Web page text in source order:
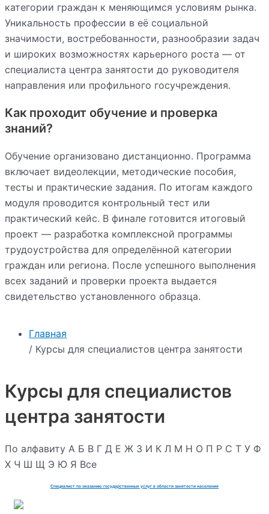
Главная
/ Курсы для специалистов центра занятости
Курсы для специалистов
центра занятости
По алфавиту А Б В Г Д Е Ж З И К Л М Н О П Р С Т У Ф
Х Ч Ш Щ Э Ю Я Все
Специалист по оказанию государственных услуг в области занятости населения
категории граждан к меняющимся условиям рынка.
Уникальность профессии в её социальной
значимости, востребованности, разнообразии задач
и широких возможностях карьерного роста — от
специалиста центра занятости до руководителя
направления или профильного госучреждения.
Как проходит обучение и проверка
знаний?
Обучение организовано дистанционно. Программа
включает видеолекции, методические пособия,
тесты и практические задания. По итогам каждого
модуля проводится контрольный тест или
практический кейс. В финале готовится итоговый
проект — разработка комплексной программы
трудоустройства для определённой категории
граждан или региона. После успешного выполнения
всех заданий и проверки проекта выдается
свидетельство установленного образца.